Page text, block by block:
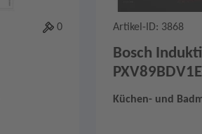
0 Artikel-ID: 3868
Bosch
PXV89BDV1E
Küchen- und